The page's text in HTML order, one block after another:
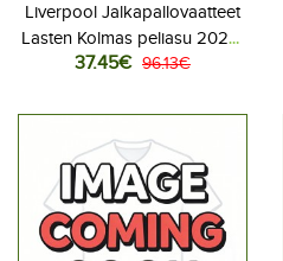
Liverpool Jalkapallovaatteet
Lasten Kolmas peliasu 2026-
27 Lyhythihainen (+ Lyhyet
37.45€ 96.13€